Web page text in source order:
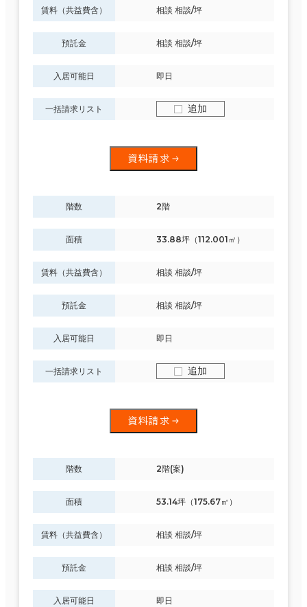
賃料（共益費含） 相談 相談/坪
預託金 相談 相談/坪
入居可能日 即日
一括請求リスト 追加
資料請求
階数 2階
面積 33.88坪（112.001㎡）
賃料（共益費含） 相談 相談/坪
預託金 相談 相談/坪
入居可能日 即日
一括請求リスト 追加
資料請求
階数 2階(案)
面積 53.14坪（175.67㎡）
賃料（共益費含） 相談 相談/坪
預託金 相談 相談/坪
入居可能日 即日